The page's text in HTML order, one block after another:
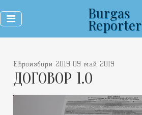
Burgas
Reporter
Евроизбори 2019 09 май 2019
ДОГОВОР 1.0